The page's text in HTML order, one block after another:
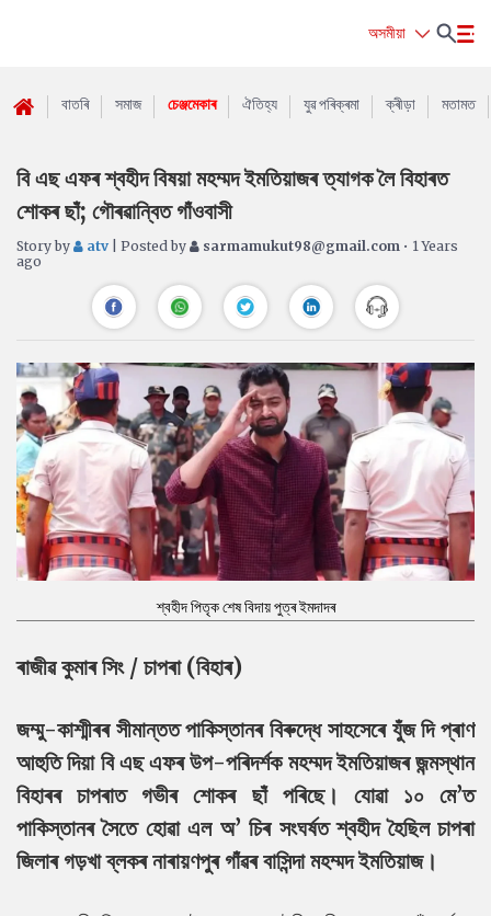
অসমীয়া
বাতৰি সমাজ চেঞ্জমেকাৰ ঐতিহ্য যুৱ পৰিক্ৰমা ক্ৰীড়া মতামত
বি এছ এফৰ শ্বহীদ বিষয়া মহম্মদ ইমতিয়াজৰ ত্যাগক লৈ বিহাৰত
শোকৰ ছাঁ; গৌৰৱান্বিত গাঁওবাসী
Story by atv | Posted by sarmamukut98@gmail.com • 1 Years
ago
শ্বহীদ পিতৃক শেষ বিদায় পুত্ৰ ইমদাদৰ
ৰাজীৱ কুমাৰ সিং / চাপৰা (বিহাৰ)
জম্মু-কাশ্মীৰৰ সীমান্তত পাকিস্তানৰ বিৰুদ্ধে সাহসেৰে যুঁজ দি প্ৰাণ
আহুতি দিয়া বি এছ এফৰ উপ-পৰিদৰ্শক মহম্মদ ইমতিয়াজৰ জন্মস্থান
বিহাৰৰ চাপৰাত গভীৰ শোকৰ ছাঁ পৰিছে। যোৱা ১০ মে’ত
পাকিস্তানৰ সৈতে হোৱা এল অ’ চিৰ সংঘৰ্ষত শ্বহীদ হৈছিল চাপৰা
জিলাৰ গড়খা ব্লকৰ নাৰায়ণপুৰ গাঁৱৰ বাসিন্দা মহম্মদ ইমতিয়াজ।